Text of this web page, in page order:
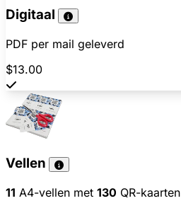
Digitaal
PDF per mail geleverd
$13.00
Vellen
11 A4-vellen met 130 QR-kaarten